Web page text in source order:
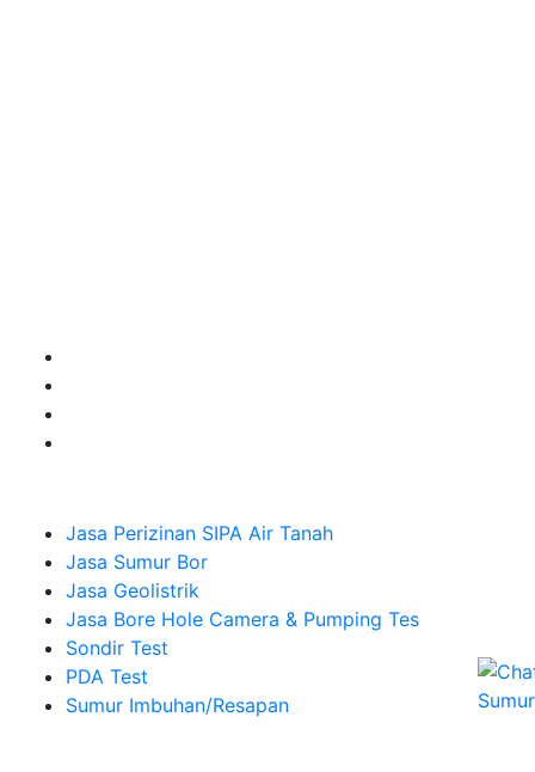
Jasa Perizinan SIPA Air Tanah
Jasa Sumur Bor
Jasa Geolistrik
Jasa Bore Hole Camera & Pumping Tes
Sondir Test
PDA Test
Sumur Imbuhan/Resapan